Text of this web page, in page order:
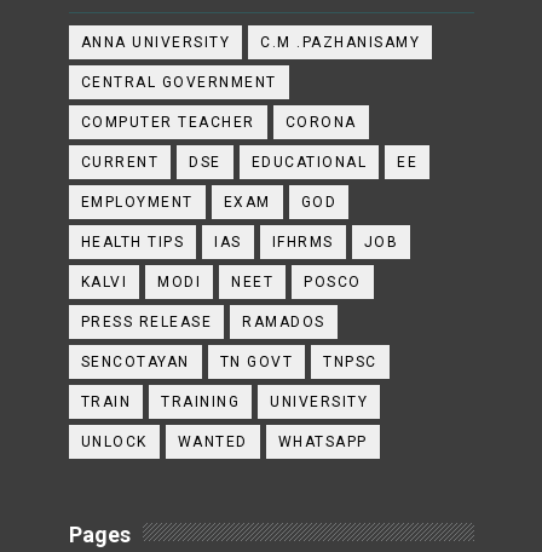
ANNA UNIVERSITY C.M .PAZHANISAMY
CENTRAL GOVERNMENT
COMPUTER TEACHER CORONA
CURRENT DSE EDUCATIONAL EE
EMPLOYMENT EXAM GOD
HEALTH TIPS IAS IFHRMS JOB
KALVI MODI NEET POSCO
PRESS RELEASE RAMADOS
SENCOTAYAN TN GOVT TNPSC
TRAIN TRAINING UNIVERSITY
UNLOCK WANTED WHATSAPP
Pages